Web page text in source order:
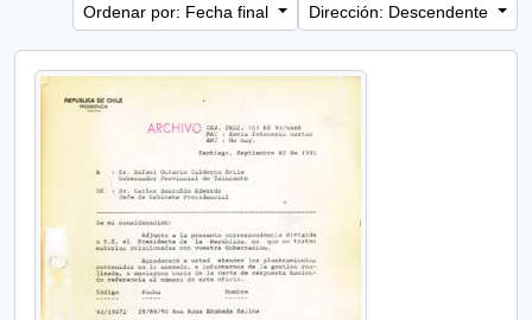
Ordenar por: Fecha final
Dirección: Descendente